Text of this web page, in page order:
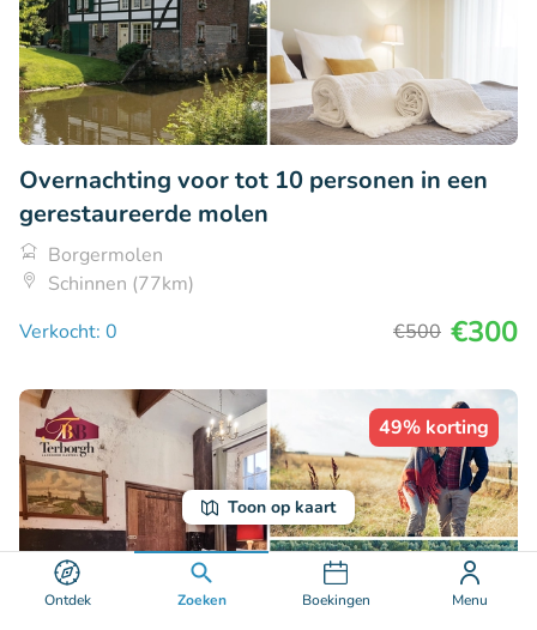
Ontdek Zoeken Boekingen Menu
Toon op kaart
Overnachting voor tot 10 personen in een
gerestaureerde molen
Borgermolen
Schinnen (77km)
Verkocht: 0
€500 €300
49% korting